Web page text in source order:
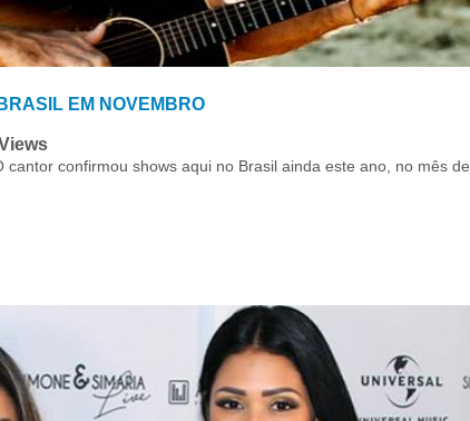
EM NOVEMBRO
confirmou shows aqui no Brasil ainda este ano, no mês de